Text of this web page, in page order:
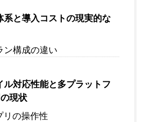
系と導入コストの現実的な
ン構成の違い
ル対応性能と多プラットフ
現状
リの操作性